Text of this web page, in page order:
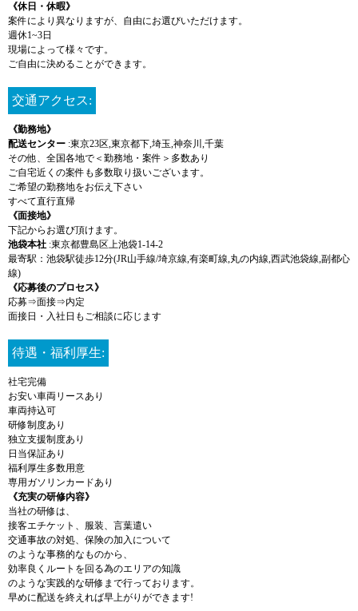
《休日・休暇》
案件により異なりますが、自由にお選びいただけます。
週休1~3日
現場によって様々です。
ご自由に決めることができます。
交通アクセス:
《勤務地》
配送センター :東京23区,東京都下,埼玉,神奈川,千葉
その他、全国各地で＜勤務地・案件＞多数あり
ご自宅近くの案件も多数取り扱いございます。
ご希望の勤務地をお伝え下さい
すべて直行直帰
《面接地》
下記からお選び頂けます。
池袋本社 :東京都豊島区上池袋1-14-2
最寄駅：池袋駅徒歩12分(JR山手線/埼京線,有楽町線,丸の内線,西武池袋線,副都心
線)
《応募後のプロセス》
応募⇒面接⇒内定
面接日・入社日もご相談に応じます
待遇・福利厚生:
社宅完備
お安い車両リースあり
車両持込可
研修制度あり
独立支援制度あり
日当保証あり
福利厚生多数用意
専用ガソリンカードあり
《充実の研修内容》
当社の研修は、
接客エチケット、服装、言葉遣い
交通事故の対処、保険の加入について
のような事務的なものから、
効率良くルートを回る為のエリアの知識
のような実践的な研修まで行っております。
早めに配送を終えれば早上がりができます!